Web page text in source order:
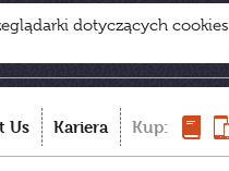
dotyczących cookies
Us Kariera Kup: